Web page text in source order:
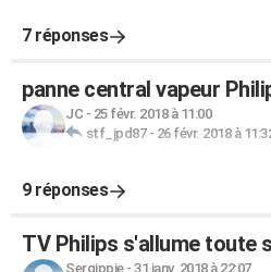
7 réponses
panne central vapeur
JC - 25 févr. 2018 à 11:00
stf_jpd87- 26 févr. 2018 à
9 réponses
TV Philips s'allume toute
Sergippie- 31 janv. 2018 à 22:07